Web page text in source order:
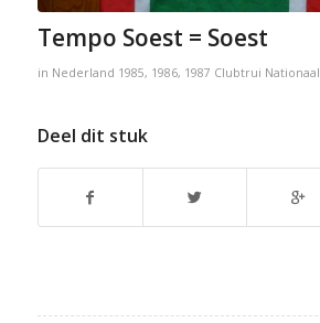
Tempo Soest = Soest
in Nederland 1985, 1986, 1987 Clubtrui Nationaal
Deel dit stuk